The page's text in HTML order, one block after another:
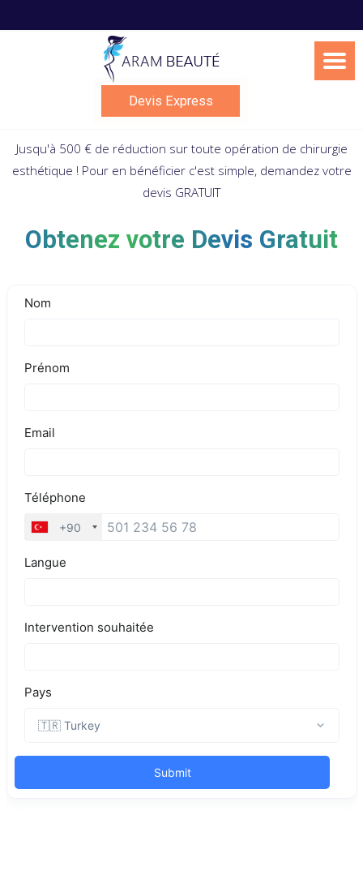
to
Devis Express
Jusqu'à 500 € de réduction sur toute opération de chirurgie
esthétique ! Pour en bénéficier c'est simple, demandez votre
devis GRATUIT
Obtenez votre Devis Gratuit